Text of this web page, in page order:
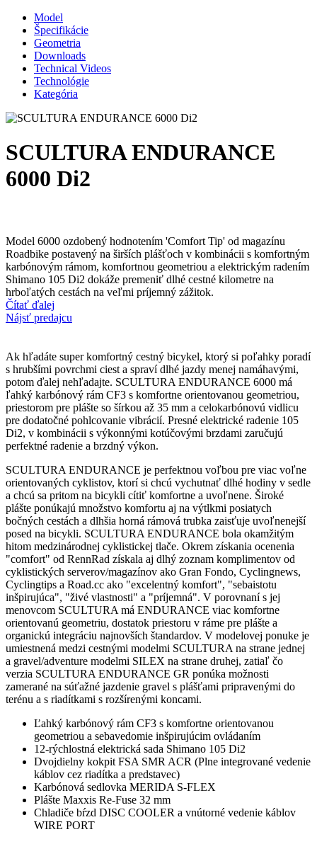
Model
Špecifikácie
Geometria
Downloads
Technical Videos
Technológie
Kategória
SCULTURA ENDURANCE
6000 Di2
Model 6000 ozdobený hodnotením 'Comfort Tip' od magazínu
Roadbike postavený na širších plášťoch v kombinácii s komfortným
karbónovým rámom, komfortnou geometriou a elektrickým radením
Shimano 105 Di2 dokáže premeniť dlhé cestné kilometre na
hrboľatých cestách na veľmi príjemný zážitok.
Čítať ďalej
Nájsť predajcu
Ak hľadáte super komfortný cestný bicykel, ktorý si poľahky poradí
s hrubšími povrchmi ciest a spraví dlhé jazdy menej namáhavými,
potom ďalej nehľadajte. SCULTURA ENDURANCE 6000 má
ľahký karbónový rám CF3 s komfortne orientovanou geometriou,
priestorom pre plášte so šírkou až 35 mm a celokarbónovú vidlicu
pre dodatočné pohlcovanie vibrácií. Presné elektrické radenie 105
Di2, v kombinácii s výkonnými kotúčovými brzdami zaručujú
perfektné radenie a brzdný výkon.
SCULTURA ENDURANCE je perfektnou voľbou pre viac voľne
orientovaných cyklistov, ktorí si chcú vychutnať dlhé hodiny v sedle
a chcú sa pritom na bicykli cítiť komfortne a uvoľnene. Široké
plášte ponúkajú množstvo komfortu aj na výtlkmi posiatych
bočných cestách a dlhšia horná rámová trubka zaisťuje uvoľnenejší
posed na bicykli. SCULTURA ENDURANCE bola okamžitým
hitom medzinárodnej cyklistickej tlače. Okrem získania ocenenia
"comfort" od RennRad získala aj dlhý zoznam komplimentov od
cyklistických serverov/magazínov ako Gran Fondo, Cyclingnews,
Cyclingtips a Road.cc ako "excelentný komfort", "sebaistotu
inšpirujúca", "živé vlastnosti" a "príjemná". V porovnaní s jej
menovcom SCULTURA má ENDURANCE viac komfortne
orientovanú geometriu, dostatok priestoru v ráme pre plášte a
organickú integráciu najnovších štandardov. V modelovej ponuke je
umiestnená medzi cestnými modelmi SCULTURA na strane jednej
a gravel/adventure modelmi SILEX na strane druhej, zatiaľ čo
verzia SCULTURA ENDURANCE GR ponúka možnosti
zamerané na súťažné jazdenie gravel s plášťami pripravenými do
terénu a s riadítkami s rozšírenými koncami.
Ľahký karbónový rám CF3 s komfortne orientovanou
geometriou a sebavedomie inšpirujúcim ovládaním
12-rýchlostná elektrická sada Shimano 105 Di2
Dvojdielny kokpit FSA SMR ACR (Plne integrované vedenie
káblov cez riadítka a predstavec)
Karbónová sedlovka MERIDA S-FLEX
Plášte Maxxis Re-Fuse 32 mm
Chladiče bŕzd DISC COOLER a vnútorné vedenie káblov
WIRE PORT